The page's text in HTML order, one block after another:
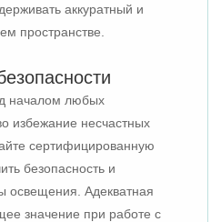
аккуратный и
пространстве.
началом любых
избежание несчастных
сертифицированную
безопасность и
освещения. Адекватная
значение при работе с